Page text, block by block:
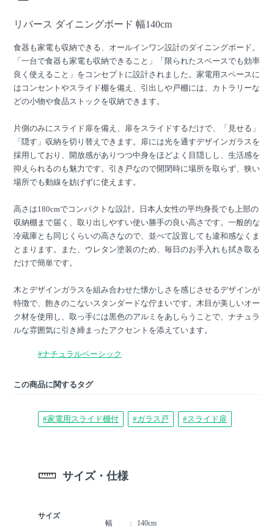
リバース ダイニングボード 幅140cm
食器も家電も収納できる、オールインワン設計のダイニングボード。
「一台で食器も家電も収納できること」「限られたスペースでも効率
良く使えること」をコンセプトに設計されました。家電用スペースに
はコンセントやスライド棚を備え、引出しや戸棚には、カトラリーな
どの小物や食品ストックを収納できます。
片側のみにスライド扉を備え、扉をスライドするだけで、「見せる」
「隠す」収納を切り替えできます。扉には光を通すデザインガラスを
採用しており、開放感がありつつ中身をほどよく目隠しし、生活感を
抑えられるのも魅力です。引き戸なので開閉時に場所を取らず、狭い
場所でも動線を妨げずに使えます。
高さは180cmでコンパクトな設計。日本人女性の平均身長でも上部の
収納棚まで届く、取り出しやすい使い勝手の良い高さです。一般的な
冷蔵庫とも同じくらいの高さなので、並べて設置しても違和感なくま
とまります。また、ウレタン塗装のため、毎日のお手入れも拭き取る
だけで簡単です。
木とデザインガラスを組み合わせた懐かしさを感じさせるデザインが
特徴で、飽きのこないスタンダードな佇まいです。木目が美しいオー
ク材を使用し、取っ手には黒色のアルミをあしらうことで、ナチュラ
ルな雰囲気に引き締まったアクセントを添えています。
#ナチュラルベーシック
この商品に関するタグ
#家電用スライド棚付 #ガラス戸 #スライド扉
サイズ・仕様
サイズ
幅
140cm